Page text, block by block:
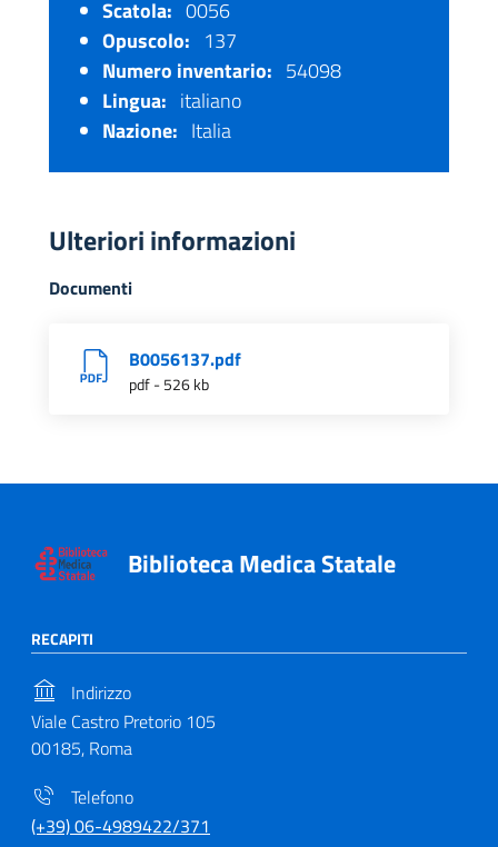
Scatola: 0056
Opuscolo: 137
Numero inventario: 54098
Lingua: italiano
Nazione: Italia
Ulteriori informazioni
Documenti
B0056137.pdf
pdf - 526 kb
Biblioteca Medica Statale
RECAPITI
Indirizzo
Viale Castro Pretorio 105
00185, Roma
Telefono
(+39) 06-4989422/371